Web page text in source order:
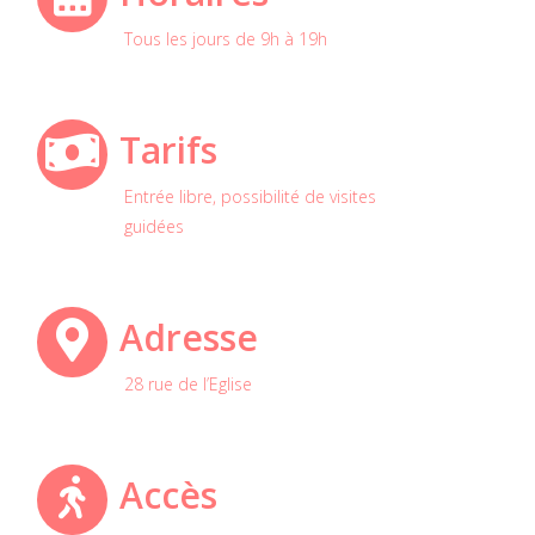
Tous les jours de 9h à 19h
Tarifs
Entrée libre, possibilité de visites
guidées
Adresse
28 rue de l’Eglise
Accès